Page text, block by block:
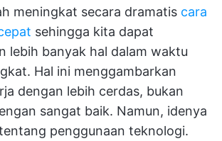
meningkat secara dramatis cara
sehingga kita dapat
lebih banyak hal dalam waktu
Hal ini menggambarkan
dengan lebih cerdas, bukan
sangat baik. Namun, idenya
penggunaan teknologi.